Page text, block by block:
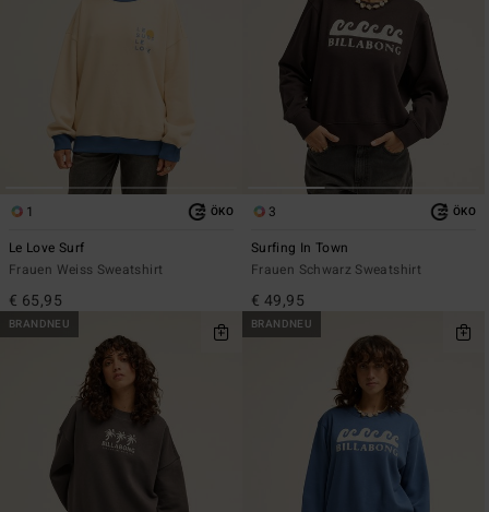
1 ÖKO
Le Love Surf
Frauen Weiss Sweatshirt
€ 65,95
3 ÖKO
Surfing In Town
Frauen Schwarz Sweatshirt
€ 49,95
BRANDNEU BRANDNEU